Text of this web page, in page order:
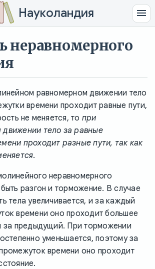
Науколандия
неравномерного
равномерном движении тело
времени проходит равные пути,
не меняется, то при
тело за равные
проходит разные пути, так как
.
неравномерного
разгон и торможение. В случае
тела увеличивается, и за каждый
времени оно проходит большее
за предыдущий. При торможении
уменьшается, поэтому за
времени оно проходит